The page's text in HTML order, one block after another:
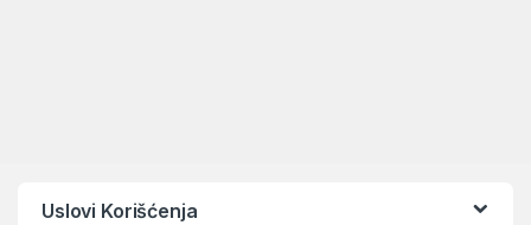
Uslovi Korišćenja